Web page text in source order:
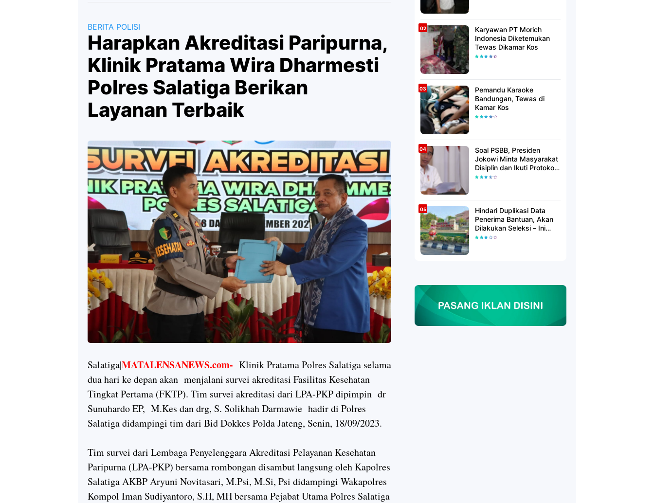
BERITA POLISI
Harapkan Akreditasi Paripurna,
Klinik Pratama Wira Dharmesti
Polres Salatiga Berikan
Layanan Terbaik
Salatiga|MATALENSANEWS.com- Klinik Pratama Polres Salatiga selama
dua hari ke depan akan menjalani survei akreditasi Fasilitas Kesehatan
Tingkat Pertama (FKTP). Tim survei akreditasi dari LPA-PKP dipimpin dr
Sunuhardo EP, M.Kes dan drg, S. Solikhah Darmawie hadir di Polres
Salatiga didampingi tim dari Bid Dokkes Polda Jateng, Senin, 18/09/2023.
Tim survei dari Lembaga Penyelenggara Akreditasi Pelayanan Kesehatan
Paripurna (LPA-PKP) bersama rombongan disambut langsung oleh Kapolres
Salatiga AKBP Aryuni Novitasari, M.Psi, M.Si, Psi didampingi Wakapolres
Kompol Iman Sudiyantoro, S.H, MH bersama Pejabat Utama Polres Salatiga
Karyawan PT Morich
Indonesia Diketemukan
Tewas Dikamar Kos
Pemandu Karaoke
Bandungan, Tewas di
Kamar Kos
Soal PSBB, Presiden
Jokowi Minta Masyarakat
Disiplin dan Ikuti Protokol
Kesehatan
Hindari Duplikasi Data
Penerima Bantuan, Akan
Dilakukan Seleksi – Ini
Penjelasanya